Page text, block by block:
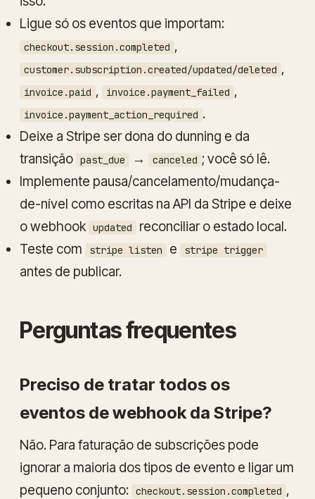
Ligue só os eventos que importam:
checkout.session.completed ,
customer.subscription.created/updated/deleted ,
invoice.paid , invoice.payment_failed ,
invoice.payment_action_required .
Deixe a Stripe ser dona do dunning e da
transição past_due → canceled ; você só lê.
Implemente pausa/cancelamento/mudança-
de-nível como escritas na API da Stripe e deixe
o webhook updated
reconciliar o estado local.
Teste com
stripe listen e stripe trigger
antes de publicar.
Perguntas frequentes
Preciso de tratar todos os
eventos de webhook da Stripe?
Não. Para faturação de subscrições pode
ignorar a maioria dos tipos de evento e ligar um
pequeno conjunto: checkout.session.completed ,